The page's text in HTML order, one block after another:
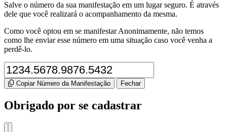
Salve o número da sua manifestação em um lugar seguro. É através
dele que você realizará o acompanhamento da mesma.
Como você optou em se manifestar Anonimamente, não temos
como lhe enviar esse número em uma situação caso você venha a
perdê-lo.
Copiar Número da Manifestação Fechar
Obrigado por se cadastrar